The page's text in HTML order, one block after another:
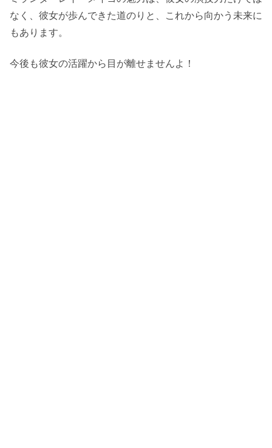
なく、彼女が歩んできた道のりと、これから向かう未来に
もあります。
今後も彼女の活躍から目が離せませんよ！